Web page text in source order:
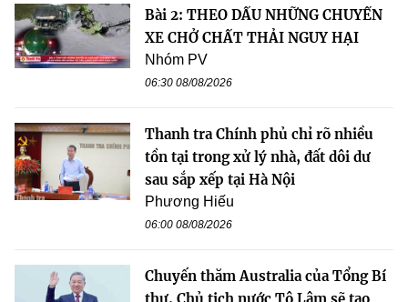
Bài 2: THEO DẤU NHỮNG CHUYẾN
XE CHỞ CHẤT THẢI NGUY HẠI
Nhóm PV
06:30 08/08/2026
Thanh tra Chính phủ chỉ rõ nhiều
tồn tại trong xử lý nhà, đất dôi dư
sau sắp xếp tại Hà Nội
Phương Hiếu
06:00 08/08/2026
Chuyến thăm Australia của Tổng Bí